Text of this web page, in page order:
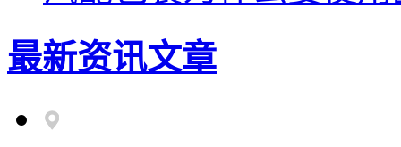
最新资讯文章